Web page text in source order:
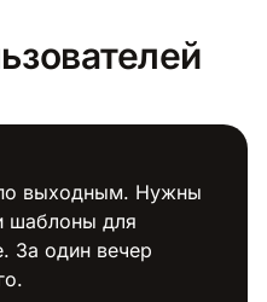
выходным. Нужны
шаблоны для
За один вечер